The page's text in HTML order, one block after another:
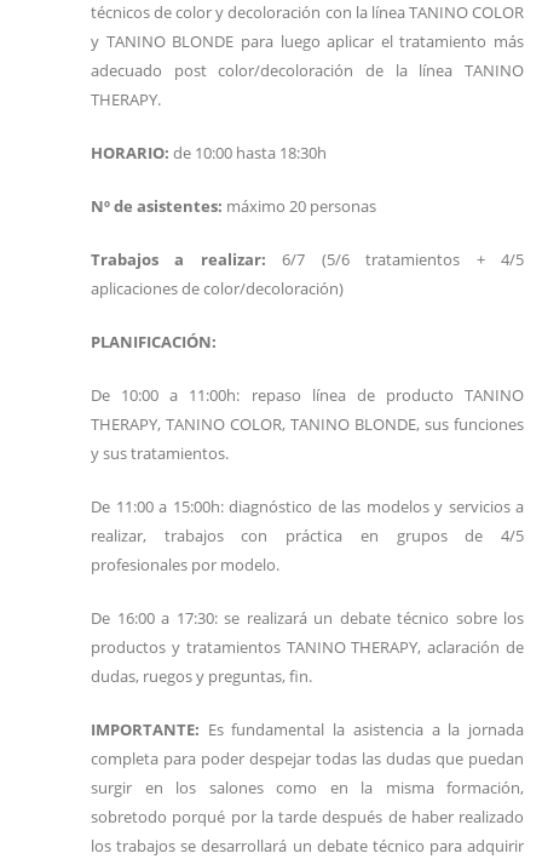
técnicos de color y decoloración con la línea TANINO COLOR
y TANINO BLONDE para luego aplicar el tratamiento más
adecuado post color/decoloración de la línea TANINO
THERAPY.
HORARIO: de 10:00 hasta 18:30h
Nº de asistentes: máximo 20 personas
Trabajos a realizar: 6/7 (5/6 tratamientos + 4/5
aplicaciones de color/decoloración)
PLANIFICACIÓN:
De 10:00 a 11:00h: repaso línea de producto TANINO
THERAPY, TANINO COLOR, TANINO BLONDE, sus funciones
y sus tratamientos.
De 11:00 a 15:00h: diagnóstico de las modelos y servicios a
realizar, trabajos con práctica en grupos de 4/5
profesionales por modelo.
De 16:00 a 17:30: se realizará un debate técnico sobre los
productos y tratamientos TANINO THERAPY, aclaración de
dudas, ruegos y preguntas, fin.
IMPORTANTE: Es fundamental la asistencia a la jornada
completa para poder despejar todas las dudas que puedan
surgir en los salones como en la misma formación,
sobretodo porqué por la tarde después de haber realizado
los trabajos se desarrollará un debate técnico para adquirir